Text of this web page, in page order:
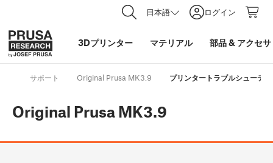
日本語 ログイン
3Dプリンター マテリアル 部品& アクセ
サポート Original Prusa MK3.9 プリンタートラブルシューテ
Original Prusa MK3.9